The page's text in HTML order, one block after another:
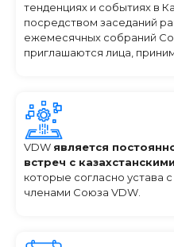
тенденциях и событиях в
посредством заседаний
ежемесячных собраний
приглашаются лица,
VDW является
встреч с
которые согласно устава
членами Союза VDW.